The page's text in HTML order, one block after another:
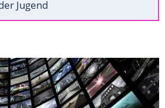
Jugend